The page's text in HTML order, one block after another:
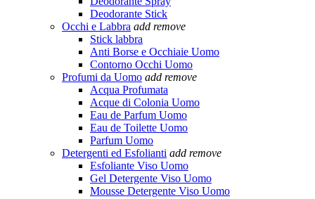
Deodorante Stick
Occhi e Labbra add remove
Stick labbra
Anti Borse e Occhiaie Uomo
Contorno Occhi Uomo
Profumi da Uomo add remove
Acqua Profumata
Acque di Colonia Uomo
Eau de Parfum Uomo
Eau de Toilette Uomo
Parfum Uomo
Detergenti ed Esfolianti add remove
Esfoliante Viso Uomo
Gel Detergente Viso Uomo
Mousse Detergente Viso Uomo